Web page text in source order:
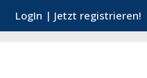
LogIn | Jetzt registrieren!